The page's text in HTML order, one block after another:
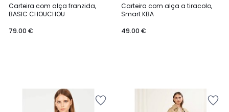
Carteira com alça franzida,
BASIC CHOUCHOU
79.00 €
Carteira com alça a tiracolo,
Smart KBA
49.00 €